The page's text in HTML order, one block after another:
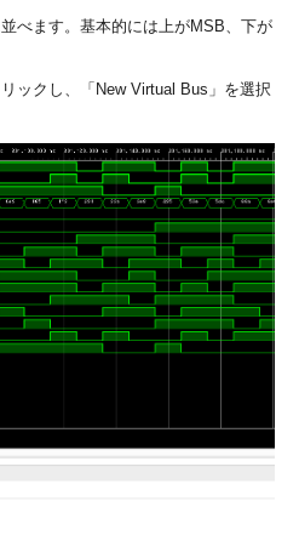
べます。基本的には上がMSB、下が
ックし、
「New Virtual Bus」 を選択